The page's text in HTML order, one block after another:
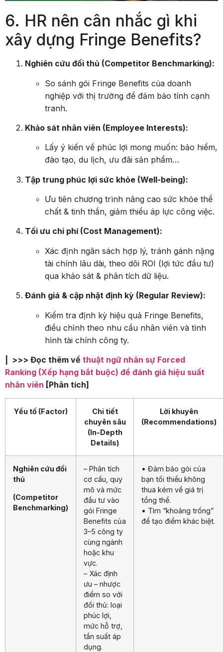
6. HR nên cân nhắc gì khi
xây dựng Fringe Benefits?
Nghiên cứu đối thủ (Competitor Benchmarking):
So sánh gói Fringe Benefits của doanh
nghiệp với thị trường để đảm bảo tính cạnh
tranh.
Khảo sát nhân viên (Employee Interests):
Lấy ý kiến về phúc lợi mong muốn: bảo hiểm,
đào tạo, du lịch, ưu đãi sản phẩm…
Tập trung phúc lợi sức khỏe (Well-being):
Ưu tiên chương trình nâng cao sức khỏe thể
chất & tinh thần, giảm thiểu áp lực công việc.
Tối ưu chi phí (Cost Management):
Xác định ngân sách hợp lý, tránh gánh nặng
tài chính lâu dài, theo dõi ROI (lợi tức đầu tư)
qua khảo sát & phân tích dữ liệu.
Đánh giá & cập nhật định kỳ (Regular Review):
Kiểm tra định kỳ hiệu quả Fringe Benefits,
điều chỉnh theo nhu cầu nhân viên và tình
hình tài chính công ty.
| >>> Đọc thêm về thuật ngữ nhân sự Forced
Ranking (Xếp hạng bắt buộc) để đánh giá hiệu suất
nhân viên [Phân tích]
Yếu tố (Factor)
Chi tiết
chuyên sâu
(In-Depth
Details)
Lời khuyên
(Recommendations)
Nghiên cứu đối
thủ
(Competitor
Benchmarking)
– Phân tích
cơ cấu, quy
mô và mức
đầu tư vào
gói Fringe
Benefits của
3–5 công ty
cùng ngành
hoặc khu
vực.
– Xác định
ưu – nhược
điểm so với
đối thủ: loại
phúc lợi,
mức hỗ trợ,
tần suất áp
dụng.
• Đảm bảo gói của
bạn tối thiểu không
thua kém về giá trị
tổng thể.
• Tìm “khoảng trống”
để tạo điểm khác biệt.